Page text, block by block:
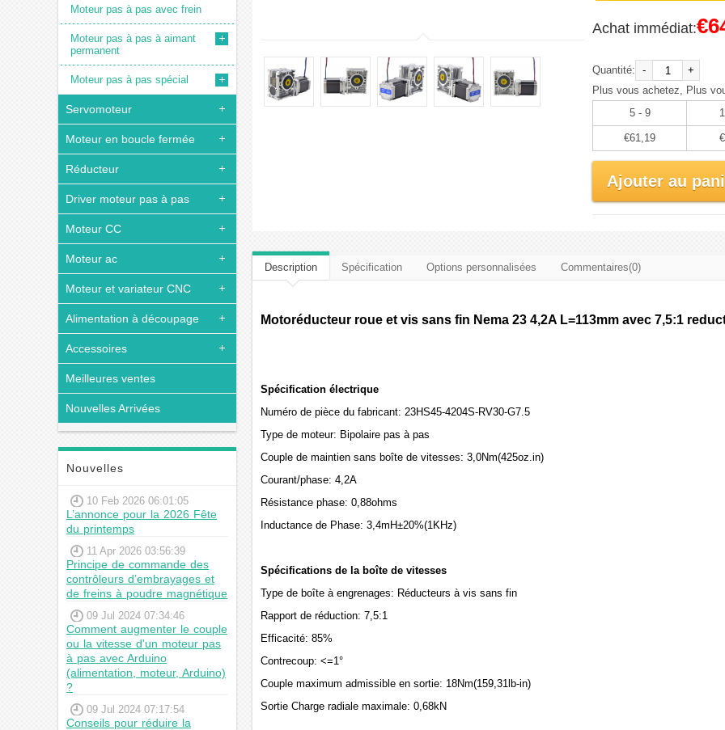
Moteur pas à pas avec frein
Moteur pas à pas à aimant
permanent
Moteur pas à pas spécial
Servomoteur
Moteur en boucle fermée
Réducteur
Driver moteur pas à pas
Moteur CC
Moteur ac
Moteur et variateur CNC
Alimentation à découpage
Accessoires
Meilleures ventes
Nouvelles Arrivées
Nouvelles
10 Feb 2026 06:01:05
L’annonce pour la 2026 Fête
du printemps
11 Apr 2026 03:56:39
Principe de commande des
contrôleurs d’embrayages et
de freins à poudre magnétique
09 Jul 2024 07:34:46
Comment augmenter le couple
ou la vitesse d'un moteur pas
à pas avec Arduino
(alimentation, moteur, Arduino)
?
09 Jul 2024 07:17:54
Conseils pour réduire la
Achat immédiat:
Quantité: -
+
Plus vous achetez, Plus
5 - 9
€61,19
Ajouter au
Description Spécification Options personnalisées Commentaires(0)
Motoréducteur roue et vis sans fin Nema 23 4,2A L=113mm avec 7,5:1
Spécification électrique
Numéro de pièce du fabricant: 23HS45-4204S-RV30-G7.5
Type de moteur: Bipolaire pas à pas
Couple de maintien sans boîte de vitesses: 3,0Nm(425oz.in)
Courant/phase: 4,2A
Résistance phase: 0,88ohms
Inductance de Phase: 3,4mH±20%(1KHz)
Spécifications de la boîte de vitesses
Type de boîte à engrenages: Réducteurs à vis sans fin
Rapport de réduction: 7,5:1
Efficacité: 85%
Contrecoup: <=1°
Couple maximum admissible en sortie: 18Nm(159,31lb-in)
Sortie Charge radiale maximale: 0,68kN